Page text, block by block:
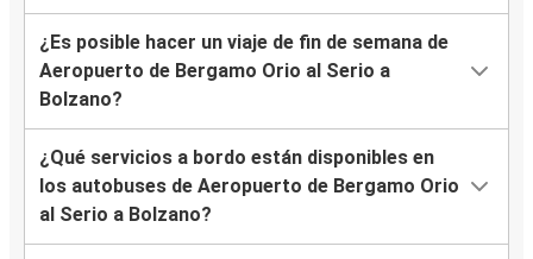
¿Es posible hacer un viaje de fin de semana de
Aeropuerto de Bergamo Orio al Serio a
Bolzano?
¿Qué servicios a bordo están disponibles en
los autobuses de Aeropuerto de Bergamo Orio
al Serio a Bolzano?